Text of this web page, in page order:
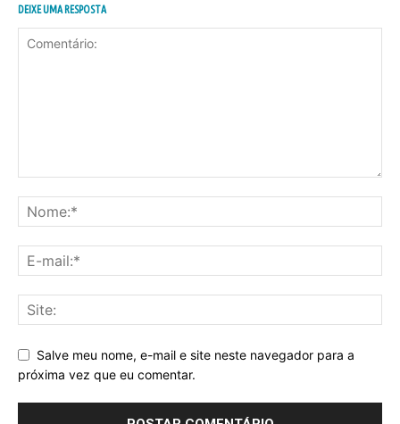
DEIXE UMA RESPOSTA
Salve meu nome, e-mail e site neste navegador para a
próxima vez que eu comentar.